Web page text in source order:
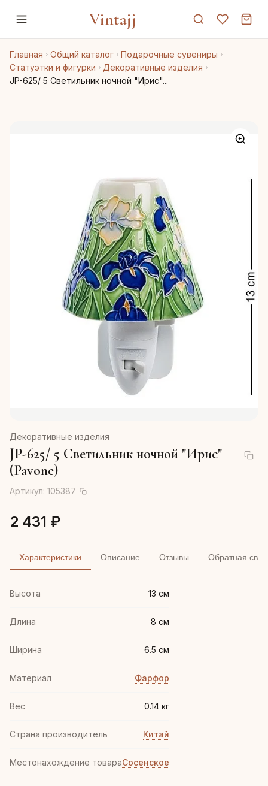
Vintajj
Главная Общий каталог
Подарочные сувениры
Статуэтки и фигурки
Декоративные изделия
JP-625/ 5 Светильник ночной "Ирис"...
Декоративные изделия
JP-625/ 5 Светильник ночной "Ирис"
(Pavone)
Артикул: 105387
2 431 ₽
Характеристики Описание Отзывы Обратная
Высота 13 см
Длина 8 см
Ширина 6.5 см
Материал Фарфор
Вес 0.14 кг
Страна производитель Китай
Местонахождение товараСосенское